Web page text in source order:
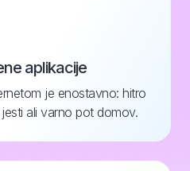
aplikacije
je enostavno: hitro
ali varno pot domov.